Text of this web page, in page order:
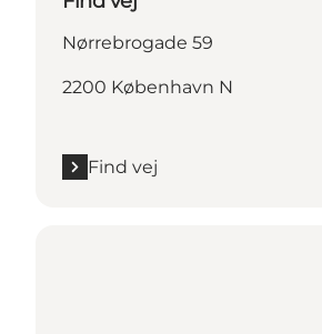
Nørrebrogade 59
2200 København N
Find vej